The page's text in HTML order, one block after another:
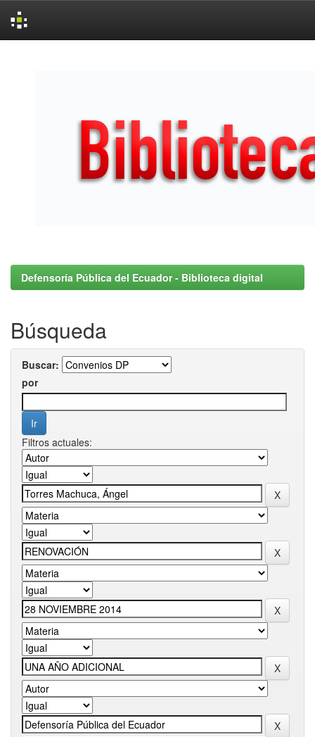
Defensoría Pública del Ecuador - Biblioteca digital
Búsqueda
Buscar:
por
Filtros actuales: